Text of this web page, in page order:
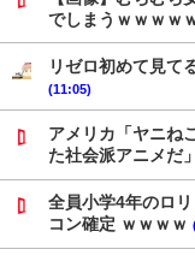
でしまうｗｗｗｗ
リゼロ初めて見て
(11:05)
アメリカ「ヤニね
た社会派アニメだ」
全員小学4年のロ
コン確定 ｗｗｗｗ